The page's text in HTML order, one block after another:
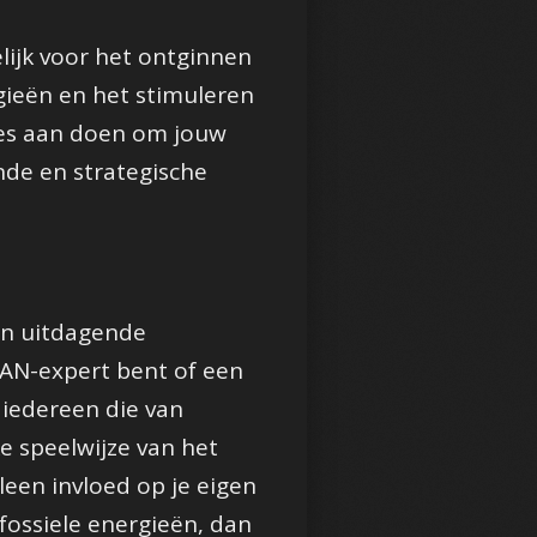
voor het ontginnen
en het stimuleren
aan doen om jouw
en strategische
uitdagende
expert bent of een
die van
speelwijze van het
invloed op je eigen
energieën, dan